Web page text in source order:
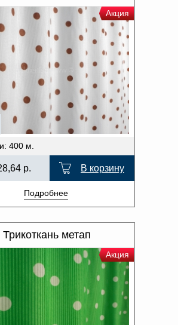
Акция
400 м.
р. В корзину
Подробнее
метап
Акция